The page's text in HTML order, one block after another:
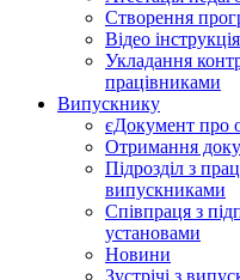
Створення
Відео інструкція
Укладання
працівниками
Випускнику
єДокумент про
Отримання
Підрозділ з
випускниками
Співпраця з
установами
Новини
Зустрічі з